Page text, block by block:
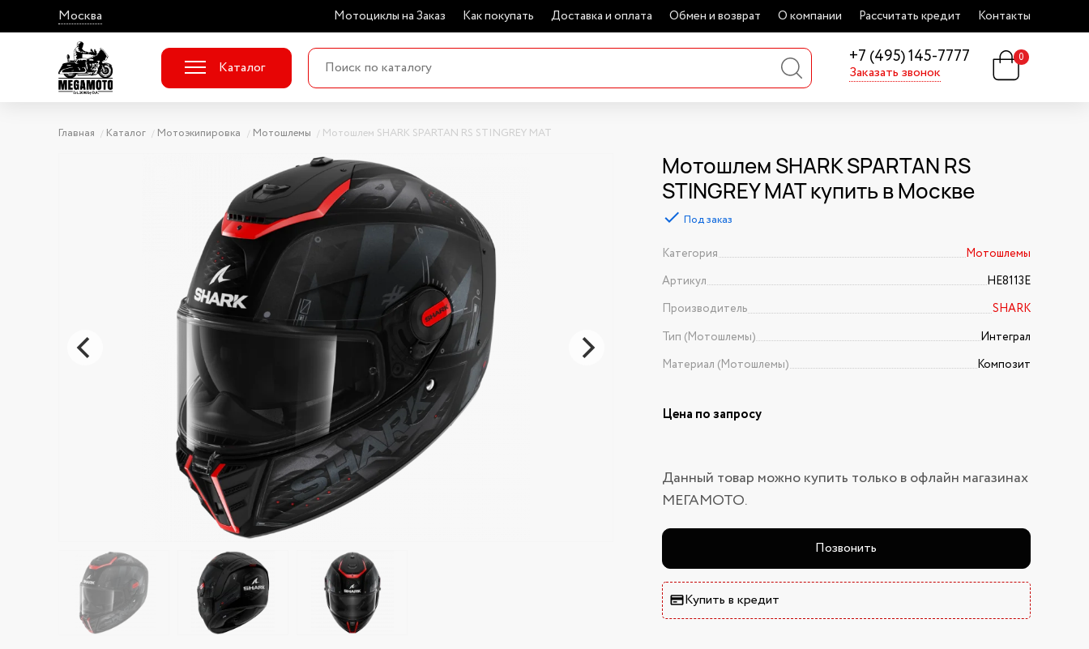
Москва Мотоциклы на Заказ Как покупать Доставка и оплата Обмен и возврат О компании Рассчитать кредит Контакты
+7 (495) 145-7777
Заказать звонок
Каталог
0
Главная Каталог Мотоэкипировка Мотошлемы Мотошлем SHARK SPARTAN RS STINGREY MAT
Мотошлем SHARK SPARTAN RS
STINGREY MAT купить в Москве
Под заказ
Категория
Мотошлемы
Артикул
HE8113E
Производитель
SHARK
Тип (Мотошлемы)
Интеграл
Материал (Мотошлемы)
Композит
Цена по запросу
Данный товар можно купить только в офлайн магазинах
МЕГАМОТО.
Позвонить
Купить в кредит